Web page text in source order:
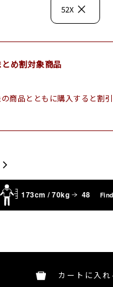
52X ×
とめ割対象商品
商品とともに購入すると割
173cm / 70kg 48
カートに入れ